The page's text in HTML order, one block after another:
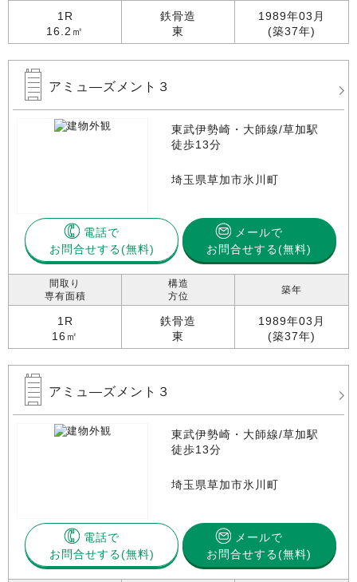
1R
16.2㎡
鉄骨造
東
1989年03月
(築37年)
アミュ―ズメント３
東武伊勢崎・大師線/草加駅
徒歩13分
埼玉県草加市氷川町
電話で
お問合せする
メールで
お問合せする(無料)
間取り
専有面積
1R
16㎡
構造
方位
鉄骨造
東
築年
1989年03月
(築37年)
アミュ―ズメント３
東武伊勢崎・大師線/草加駅
徒歩13分
埼玉県草加市氷川町
電話で
お問合せする
メールで
お問合せする(無料)